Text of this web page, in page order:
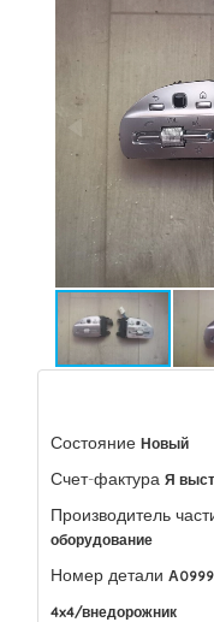
Состояние Новый
Счет-фактура Я
Производитель
оборудование
Номер детали
4x4/внедорожник